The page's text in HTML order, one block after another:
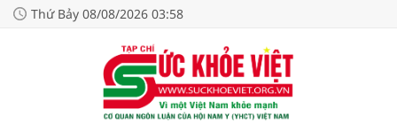
Thứ Bảy 08/08/2026 03:58